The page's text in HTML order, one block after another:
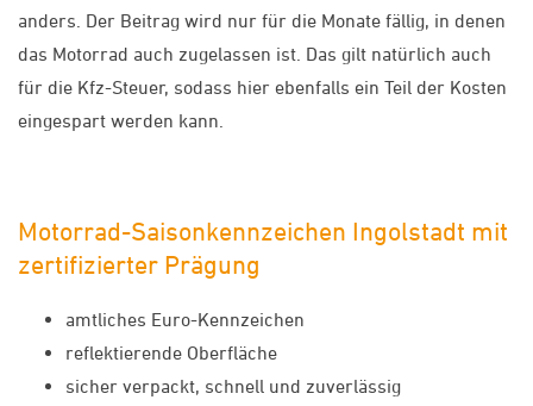
anders. Der Beitrag wird nur für die Monate fällig, in denen
das Motorrad auch zugelassen ist. Das gilt natürlich auch
für die Kfz-Steuer, sodass hier ebenfalls ein Teil der Kosten
eingespart werden kann.
Motorrad-Saisonkennzeichen Ingolstadt mit
zertifizierter Prägung
amtliches Euro-Kennzeichen
reflektierende Oberfläche
sicher verpackt, schnell und zuverlässig